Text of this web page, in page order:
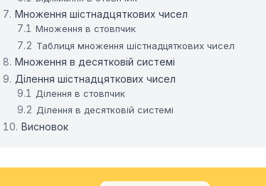
Множення шістнадцяткових чисел
Множення в стовпчик
Таблиця множення шістнадцяткових чисел
Множення в десятковій системі
Ділення шістнадцяткових чисел
Ділення в стовпчик
Ділення в десятковій системі
Висновок